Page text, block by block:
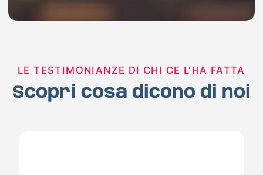
LE TESTIMONIANZE DI CHI CE L'HA FATTA
Scopri cosa dicono di noi